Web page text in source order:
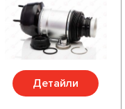
Детайли